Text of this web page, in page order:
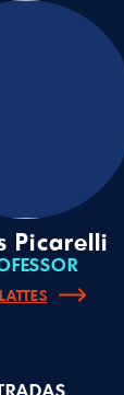
Picarelli